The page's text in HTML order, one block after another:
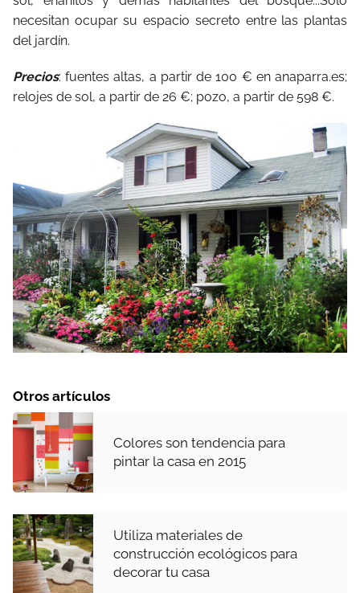
necesitan ocupar su espacio secreto entre las plantas
del jardín.
Precios: fuentes altas, a partir de 100 € en anaparra.es;
relojes de sol, a partir de 26 €; pozo, a partir de 598 €.
Otros artículos
Colores son tendencia para
pintar la casa en 2015
Utiliza materiales de
construcción ecológicos para
decorar tu casa